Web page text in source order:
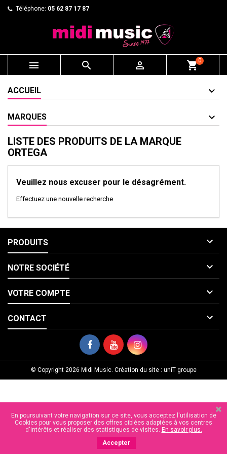
Téléphone: 05 62 87 17 87
   shopping_cart0
ACCUEIL
MARQUES
LISTE DES PRODUITS DE LA MARQUE
ORTEGA
Veuillez nous excuser pour le désagrément.
Effectuez une nouvelle recherche
PRODUITS 
NOTRE SOCIÉTÉ 
VOTRE COMPTE 
CONTACT 
© Copyright 2026 Midi Music. Création du site : uniT groupe
En poursuivant votre navigation sur ce site, vous acceptez l'utilisation de
Cookies pour vous proposer des offres ciblées adaptées à vos centres
d'intérêts et réaliser des statistiques de visites. En savoir plus.
Accepter